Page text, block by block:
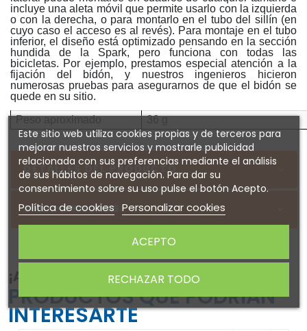
incluye una aleta móvil que permite usarlo con la izquierda
o con la derecha, o para montarlo en el tubo del sillín (en
cuyo caso el acceso es al revés). Para montaje en el tubo
inferior, el diseño está optimizado pensando en la sección
hundida de la Spark, pero funciona con todas las
bicicletas. Por ejemplo, prestamos especial atención a la
fijación del bidón, y nuestros ingenieros hicieron
numerosas pruebas para asegurarnos de que el bidón se
quede en su sitio.
Peso aproximado
36 g
DETALLES DEL PRODUCTO
Sobre SYNCROS
¡ATENTO! AQUÍ TE DEJAMOS ALGUNOS
PRODUCTOS QUE PODRÍAN
INTERESARTE
Este sitio web utiliza cookies propias y de terceros para
mejorar nuestros servicios y mostrarle publicidad
relacionada con sus preferencias mediante el análisis
de sus hábitos de navegación. Para dar su
consentimiento sobre su uso pulse el botón Acepto.
Política de cookies Personalizar cookies
RECHAZAR TODO
ACEPTO